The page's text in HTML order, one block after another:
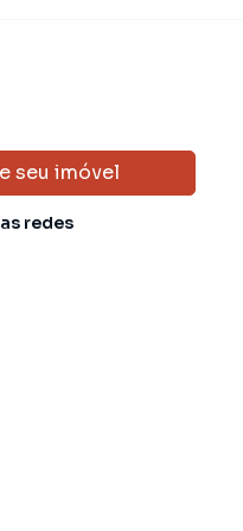
seu imóvel
redes